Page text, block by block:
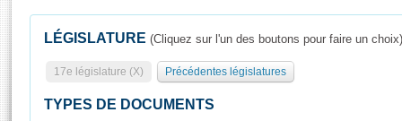
Présidence
Séance publique
Rôle et pouvoirs de l'Assemblée
Visiter l'Assemblée
LÉGISLATURE (Cliquez sur l'un des boutons pour faire un choix)
17e législature (X) Précédentes législatures
TYPES DE DOCUMENTS